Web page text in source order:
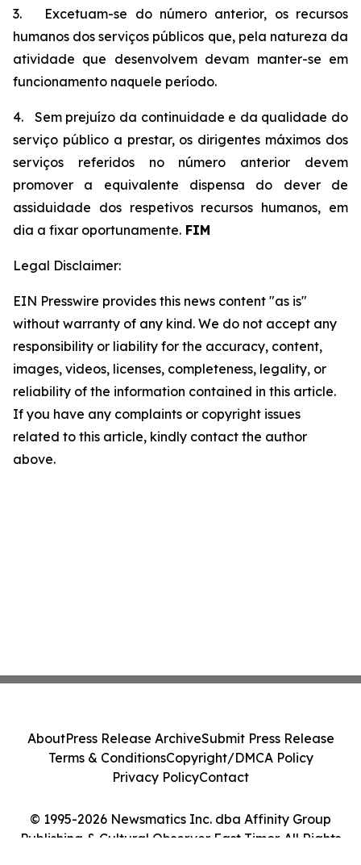
3. Excetuam-se do número anterior, os recursos
humanos dos serviços públicos que, pela natureza da
atividade que desenvolvem devam manter-se em
funcionamento naquele período.
4. Sem prejuízo da continuidade e da qualidade do
serviço público a prestar, os dirigentes máximos dos
serviços referidos no número anterior devem
promover a equivalente dispensa do dever de
assiduidade dos respetivos recursos humanos, em
dia a fixar oportunamente. FIM
Legal Disclaimer:
EIN Presswire provides this news content "as is"
without warranty of any kind. We do not accept any
responsibility or liability for the accuracy, content,
images, videos, licenses, completeness, legality, or
reliability of the information contained in this article.
If you have any complaints or copyright issues
related to this article, kindly contact the author
above.
© 1995-2026 Newsmatics Inc. dba Affinity Group
Publishing & Cultural Observer East Timor. All Rights
AboutPress Release ArchiveSubmit Press Release
Terms & ConditionsCopyright/DMCA Policy
Privacy PolicyContact